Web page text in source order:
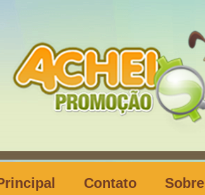
Contato Sobre